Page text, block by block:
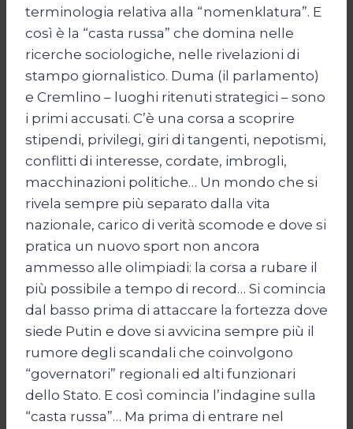
terminologia relativa alla “nomenklatura”. E
così è la “casta russa” che domina nelle
ricerche sociologiche, nelle rivelazioni di
stampo giornalistico. Duma (il parlamento)
e Cremlino – luoghi ritenuti strategici – sono
i primi accusati. C’è una corsa a scoprire
stipendi, privilegi, giri di tangenti, nepotismi,
conflitti di interesse, cordate, imbrogli,
macchinazioni politiche… Un mondo che si
rivela sempre più separato dalla vita
nazionale, carico di verità scomode e dove si
pratica un nuovo sport non ancora
ammesso alle olimpiadi: la corsa a rubare il
più possibile a tempo di record… Si comincia
dal basso prima di attaccare la fortezza dove
siede Putin e dove si avvicina sempre più il
rumore degli scandali che coinvolgono
“governatori” regionali ed alti funzionari
dello Stato. E così comincia l’indagine sulla
“casta russa”… Ma prima di entrare nel